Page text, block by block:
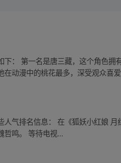
下： 第一名是唐三藏，这个角色
动漫中的桃花最多，深受观众喜
气排名信息： 在《狐妖小红娘
哲鸣。 等待电视...